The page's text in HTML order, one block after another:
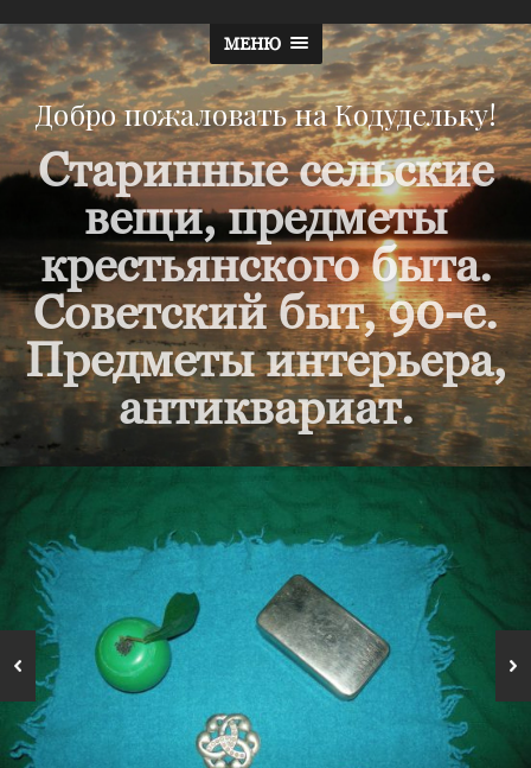
МЕНЮ
Добро пожаловать на Кодудельку!
Старинные сельские
вещи, предметы
крестьянского быта.
Советский быт, 90-е.
Предметы интерьера,
антиквариат.